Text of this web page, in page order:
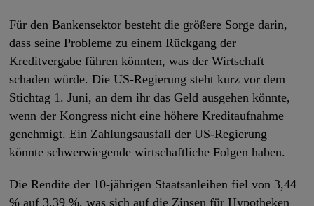
Für den Bankensektor besteht die größere Sorge darin,
dass seine Probleme zu einem Rückgang der
Kreditvergabe führen könnten, was der Wirtschaft
schaden würde. Die US-Regierung steht kurz vor dem
Stichtag 1. Juni, an dem ihr das Geld ausgehen könnte,
wenn der Kongress nicht eine höhere Kreditaufnahme
genehmigt. Ein Zahlungsausfall der US-Regierung
könnte schwerwiegende wirtschaftliche Folgen haben.
Die Rendite der 10-jährigen Staatsanleihen fiel von 3,44
% auf 3,39 %, was sich auf die Zinsen für Hypotheken